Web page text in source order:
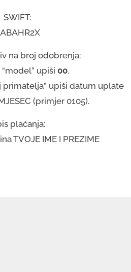
SWIFT:
na broj odobrenja:
upiši 00.
primatelja” upiši datum uplate
(primjer 0105).
plaćanja:
TVOJE IME I PREZIME